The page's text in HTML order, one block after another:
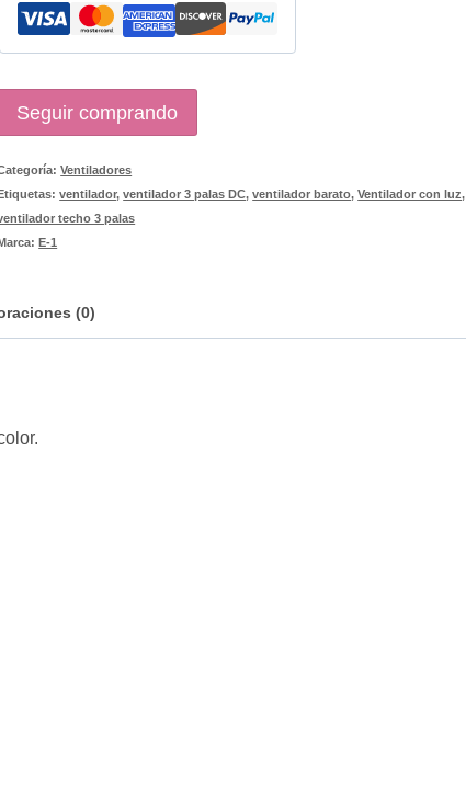
cantidad
Seguir comprando
Ventiladores
ventilador,ventilador 3 palas DC,ventilador barato,Ventilador con luz,
techo 3 palas
E-1
(0)